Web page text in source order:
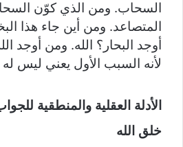
السحاب. ومن الذي كوّن
المتصاعد. ومن أين جاء هذا
أوجد البحار؟ الله. ومن أوجد
لأنه السبب الأول يعني ليس
الأدلة العقلية والمنطقية
خلق الله